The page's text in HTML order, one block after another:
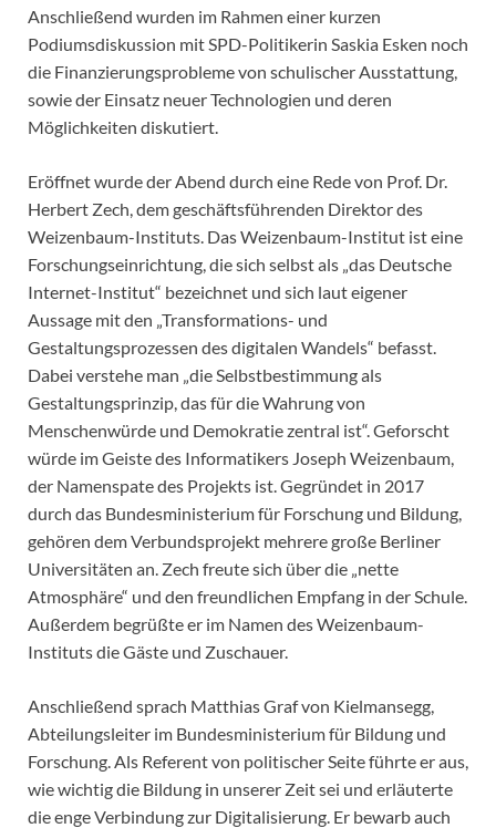
Anschließend wurden im Rahmen einer kurzen
Podiumsdiskussion mit SPD-Politikerin Saskia Esken noch
die Finanzierungsprobleme von schulischer Ausstattung,
sowie der Einsatz neuer Technologien und deren
Möglichkeiten diskutiert.
Eröffnet wurde der Abend durch eine Rede von Prof. Dr.
Herbert Zech, dem geschäftsführenden Direktor des
Weizenbaum-Instituts. Das Weizenbaum-Institut ist eine
Forschungseinrichtung, die sich selbst als „das Deutsche
Internet-Institut“ bezeichnet und sich laut eigener
Aussage mit den „Transformations- und
Gestaltungsprozessen des digitalen Wandels“ befasst.
Dabei verstehe man „die Selbstbestimmung als
Gestaltungsprinzip, das für die Wahrung von
Menschenwürde und Demokratie zentral ist“. Geforscht
würde im Geiste des Informatikers Joseph Weizenbaum,
der Namenspate des Projekts ist. Gegründet in 2017
durch das Bundesministerium für Forschung und Bildung,
gehören dem Verbundsprojekt mehrere große Berliner
Universitäten an. Zech freute sich über die „nette
Atmosphäre“ und den freundlichen Empfang in der Schule.
Außerdem begrüßte er im Namen des Weizenbaum-
Instituts die Gäste und Zuschauer.
Anschließend sprach Matthias Graf von Kielmansegg,
Abteilungsleiter im Bundesministerium für Bildung und
Forschung. Als Referent von politischer Seite führte er aus,
wie wichtig die Bildung in unserer Zeit sei und erläuterte
die enge Verbindung zur Digitalisierung. Er bewarb auch